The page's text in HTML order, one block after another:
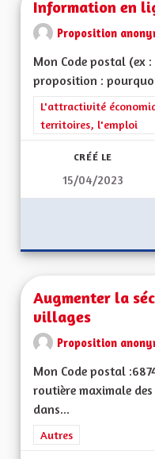
Information en
Proposition
Mon Code postal (ex
proposition :
Filtrer les résultats
L'attractivité
territoires, l'emploi
CRÉÉ LE
15/04/2023
Augmenter la
villages
Proposition
Mon Code postal
routière maximale
dans...
Filtrer les résultats de
Autres